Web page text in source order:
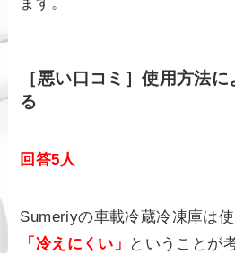
［悪い口コミ］使用方法
る
回答5人
Sumeriyの車載冷蔵冷凍庫は
「冷えにくい」
ということが